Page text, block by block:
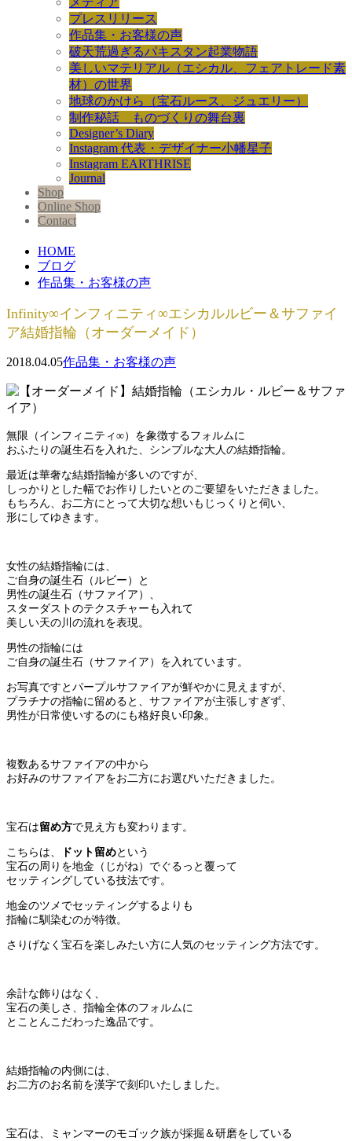
プレスリリース
作品集・お客様の声
破天荒過ぎるパキスタン起業物語
美しいマテリアル（エシカル、フェアトレード素
材）の世界
地球のかけら（宝石ルース、ジュエリー）
制作秘話 ものづくりの舞台裏
Designer’s Diary
Instagram 代表・デザイナー小幡星子
Instagram EARTHRISE
Journal
Shop
Online Shop
Contact
HOME
ブログ
作品集・お客様の声
Infinity∞インフィニティ∞エシカルルビー＆サファイ
ア結婚指輪（オーダーメイド）
2018.04.05作品集・お客様の声
無限（インフィニティ∞）を象徴するフォルムに
おふたりの誕生石を入れた、シンプルな大人の結婚指輪。
最近は華奢な結婚指輪が多いのですが、
しっかりとした幅でお作りしたいとのご要望をいただきました。
もちろん、お二方にとって大切な想いもじっくりと伺い、
形にしてゆきます。
女性の結婚指輪には、
ご自身の誕生石（ルビー）と
男性の誕生石（サファイア）、
スターダストのテクスチャーも入れて
美しい天の川の流れを表現。
男性の指輪には
ご自身の誕生石（サファイア）を入れています。
お写真ですとパープルサファイアが鮮やかに見えますが、
プラチナの指輪に留めると、サファイアが主張しすぎず、
男性が日常使いするのにも格好良い印象。
複数あるサファイアの中から
お好みのサファイアをお二方にお選びいただきました。
宝石は留め方で見え方も変わります。
こちらは、 ドット留めという
宝石の周りを地金（じがね）でぐるっと覆って
セッティングしている技法です。
地金のツメでセッティングするよりも
指輪に馴染むのが特徴。
さりげなく宝石を楽しみたい方に人気のセッティング方法です。
余計な飾りはなく、
宝石の美しさ、指輪全体のフォルムに
とことんこだわった逸品です。
結婚指輪の内側には、
お二方のお名前を漢字で刻印いたしました。
宝石は、ミャンマーのモゴック族が採掘＆研磨をしている